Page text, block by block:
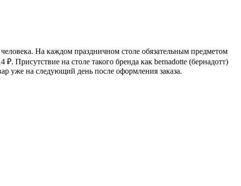
На каждом праздничном столе обязательным предметом
₽. Присутствие на столе такого бренда как bernadotte (бернадотт)
уже на следующий день после оформления заказа.